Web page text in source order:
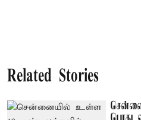
Related Stories